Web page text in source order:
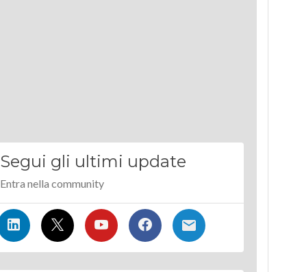
Segui gli ultimi update
Entra nella community